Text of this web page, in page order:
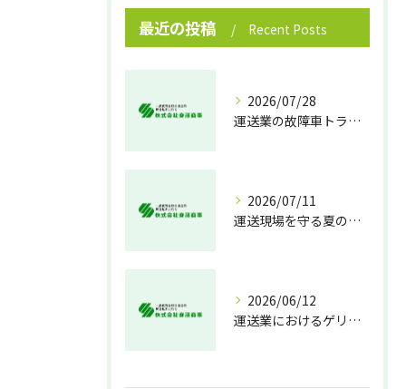
最近の投稿 Recent Posts
2026/07/28
運送業の故障車トラブル即時対処法
2026/07/11
運送現場を守る夏の熱中症対策
2026/06/12
運送業におけるゲリラ豪雨対策の実践法